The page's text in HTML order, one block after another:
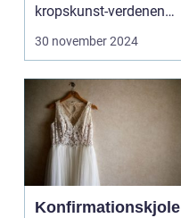
kropskunst-verdenen
de seneste år...
30 november 2024
Konfirmationskjole